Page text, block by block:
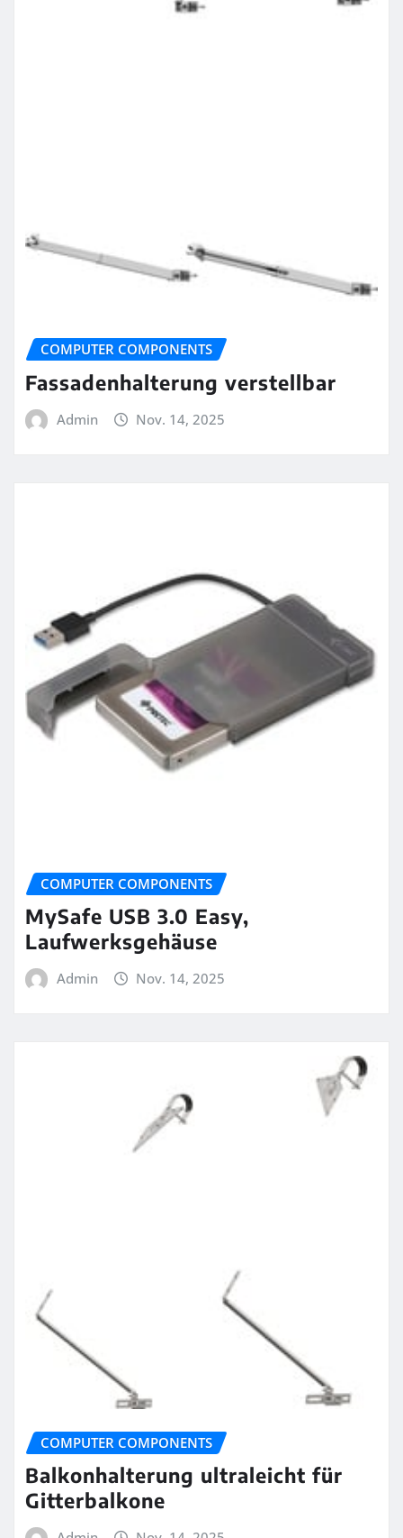
COMPUTER COMPONENTS
Fassadenhalterung verstellbar
Admin Nov. 14, 2025
COMPUTER COMPONENTS
MySafe USB 3.0 Easy,
Laufwerksgehäuse
Admin Nov. 14, 2025
COMPUTER COMPONENTS
Balkonhalterung ultraleicht für
Gitterbalkone